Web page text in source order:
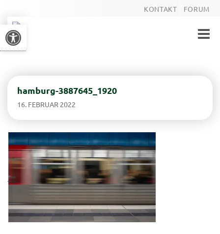
Werkzeugleiste öffnen
KONTAKT FORUM
Toggle
hamburg-3887645_1920
16. FEBRUAR 2022